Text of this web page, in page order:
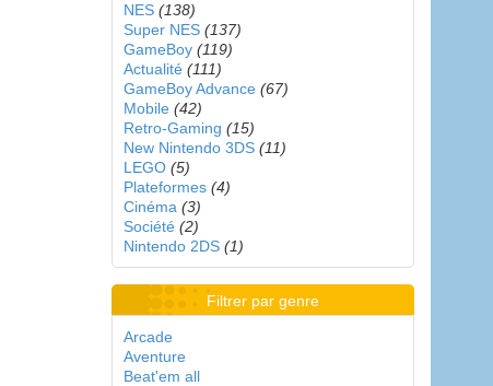
NES (138)
Super NES (137)
GameBoy (119)
Actualité (111)
GameBoy Advance (67)
Mobile (42)
Retro-Gaming (15)
New Nintendo 3DS (11)
LEGO (5)
Plateformes (4)
Cinéma (3)
Société (2)
Nintendo 2DS (1)
Filtrer par genre
Arcade
Aventure
Beat'em all